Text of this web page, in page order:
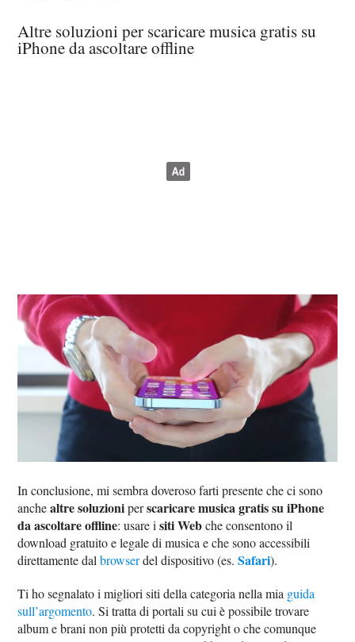
Altre soluzioni per scaricare musica gratis su
iPhone da ascoltare offline
In conclusione, mi sembra doveroso farti presente che ci sono
anchealtre soluzioniperscaricare musica gratis su iPhone
da ascoltare offline: usare isiti Webche consentono il
download gratuito e legale di musica e che sono accessibili
direttamente dalbrowserdel dispositivo (es.Safari).
Ti ho segnalato i migliori siti della categoria nella mia guida
sull’argomento. Si tratta di portali su cui è possibile trovare
album e brani non più protetti da copyright o che comunque